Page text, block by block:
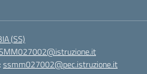
(SS)
ssmm027002@pec.istruzione.it